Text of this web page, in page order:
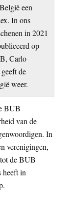
een
In ons
in 2021
op
Carlo
de
weer.
BUB
van de
In
verenigingen,
de BUB
heeft in